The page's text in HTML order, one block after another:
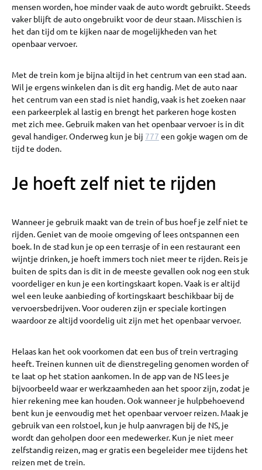
mensen worden, hoe minder vaak de auto wordt gebruikt. Steeds
vaker blijft de auto ongebruikt voor de deur staan. Misschien is
het dan tijd om te kijken naar de mogelijkheden van het
openbaar vervoer.
Met de trein kom je bijna altijd in het centrum van een stad aan.
Wil je ergens winkelen dan is dit erg handig. Met de auto naar
het centrum van een stad is niet handig, vaak is het zoeken naar
een parkeerplek al lastig en brengt het parkeren hoge kosten
met zich mee. Gebruik maken van het openbaar vervoer is in dit
geval handiger. Onderweg kun je bij 777 een gokje wagen om de
tijd te doden.
Je hoeft zelf niet te rijden
Wanneer je gebruik maakt van de trein of bus hoef je zelf niet te
rijden. Geniet van de mooie omgeving of lees ontspannen een
boek. In de stad kun je op een terrasje of in een restaurant een
wijntje drinken, je hoeft immers toch niet meer te rijden. Reis je
buiten de spits dan is dit in de meeste gevallen ook nog een stuk
voordeliger en kun je een kortingskaart kopen. Vaak is er altijd
wel een leuke aanbieding of kortingskaart beschikbaar bij de
vervoersbedrijven. Voor ouderen zijn er speciale kortingen
waardoor ze altijd voordelig uit zijn met het openbaar vervoer.
Helaas kan het ook voorkomen dat een bus of trein vertraging
heeft. Treinen kunnen uit de dienstregeling genomen worden of
te laat op het station aankomen. In de app van de NS lees je
bijvoorbeeld waar er werkzaamheden aan het spoor zijn, zodat je
hier rekening mee kan houden. Ook wanneer je hulpbehoevend
bent kun je eenvoudig met het openbaar vervoer reizen. Maak je
gebruik van een rolstoel, kun je hulp aanvragen bij de NS, je
wordt dan geholpen door een medewerker. Kun je niet meer
zelfstandig reizen, mag er gratis een begeleider mee tijdens het
reizen met de trein.